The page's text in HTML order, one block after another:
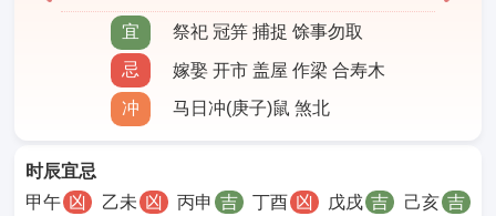
宜
祭祀 冠笄 捕捉 馀事勿取
忌
嫁娶 开市 盖屋 作梁 合寿木
冲
马日冲(庚子)鼠 煞北
时辰宜忌
甲午 凶 乙未 凶 丙申 吉 丁酉 凶 戊戌 吉 己亥 吉